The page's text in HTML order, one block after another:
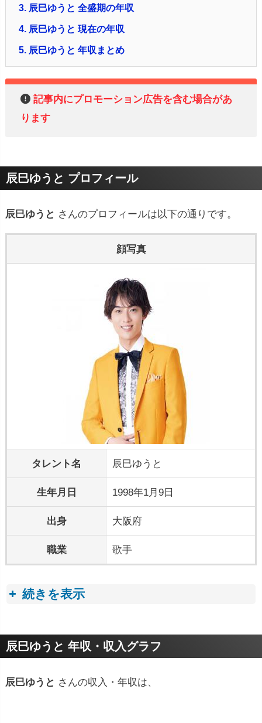
3. 辰巳ゆうと 全盛期の年収
4. 辰巳ゆうと 現在の年収
5. 辰巳ゆうと 年収まとめ
記事内にプロモーション広告を含む場合があ
ります
辰巳ゆうと プロフィール
辰巳ゆうと さんのプロフィールは以下の通りです。
顔写真
タレント名 辰巳ゆうと
生年月日 1998年1月9日
出身 大阪府
職業 歌手
続きを表示
プロフィールトピック
辰巳ゆうと 年収・収入グラフ
辰巳ゆうと さんの収入・年収は、